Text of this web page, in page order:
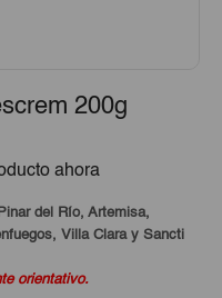
200g
ahora
del Río, Artemisa,
Villa Clara y Sancti
orientativo.